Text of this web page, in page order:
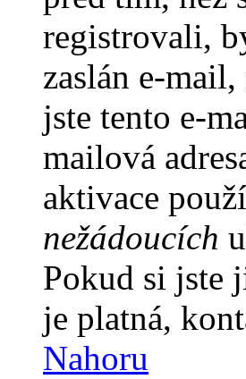
registrovali,
zaslán e-
jste tento e-
mailová
aktivace
nežádoucích
Pokud si jste
je platná,
Nahoru